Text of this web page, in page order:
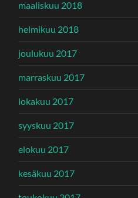
maaliskuu 2018
helmikuu 2018
joulukuu 2017
marraskuu 2017
lokakuu 2017
syyskuu 2017
elokuu 2017
kesäkuu 2017